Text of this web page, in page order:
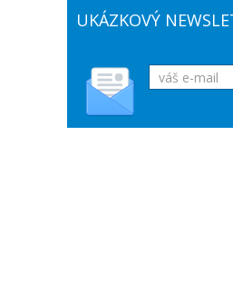
UKÁZKOVÝ